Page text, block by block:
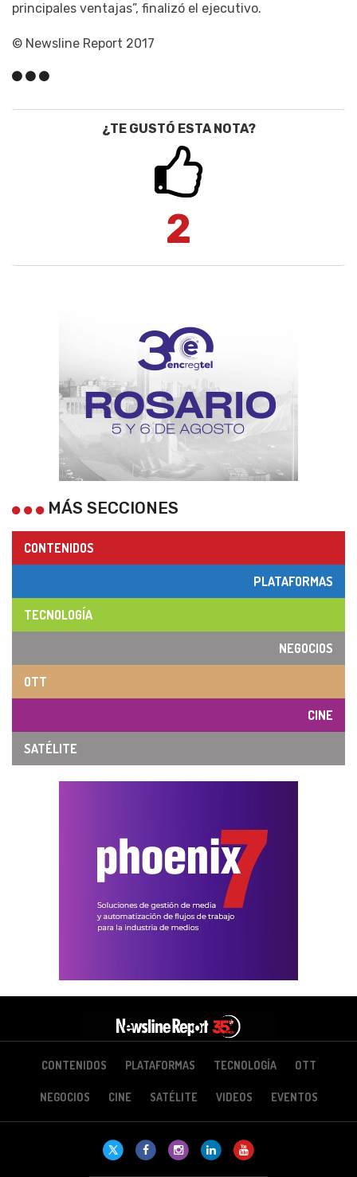
principales ventajas”, finalizó el ejecutivo.
© Newsline Report 2017
¿TE GUSTÓ ESTA NOTA?
2
MÁS SECCIONES
CONTENIDOS
PLATAFORMAS
TECNOLOGÍA
NEGOCIOS
OTT
CINE
SATÉLITE
CONTENIDOS PLATAFORMAS TECNOLOGÍA OTT
NEGOCIOS CINE SATÉLITE VIDEOS EVENTOS